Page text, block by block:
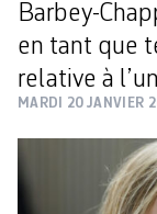
Barbey-
en tant que
relative à
MARDI 20 JANVIER